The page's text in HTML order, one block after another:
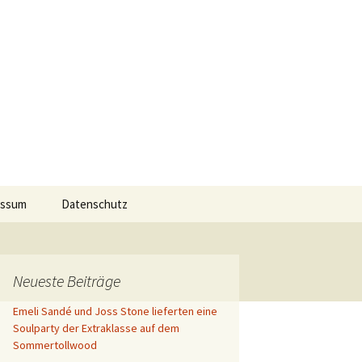
Datenschutz
Neueste Beiträge
Emeli Sandé und Joss Stone lieferten eine
Soulparty der Extraklasse auf dem
Sommertollwood